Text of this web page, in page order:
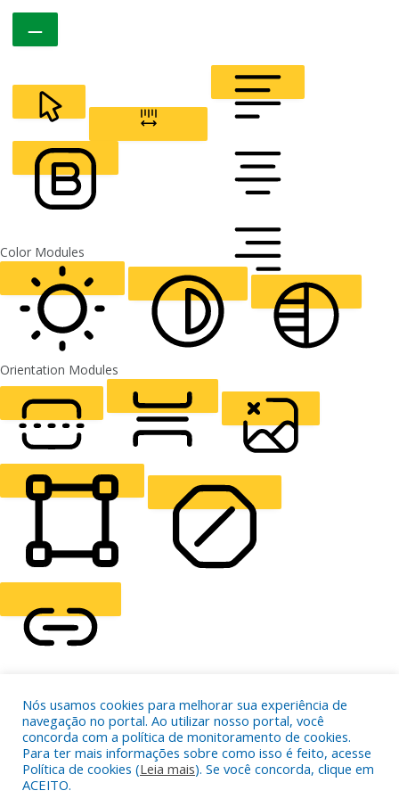
CURSOR
ALIGN TEXT
FONT WEIGHT
Color Modules
LIGHT CONTRAST HIGH CONTRAST
Orientation Modules
READING LINE READING MASK HIDE IMAGES
HIGHLIGHT CONTENT
HIGHLIGHT LINKS
RESET SETTINGS
Nós usamos cookies para melhorar sua experiência de
navegação no portal. Ao utilizar nosso portal, você
concorda com a política de monitoramento de cookies.
Para ter mais informações sobre como isso é feito, acesse
Política de cookies (Leia mais). Se você concorda, clique em
ACEITO.